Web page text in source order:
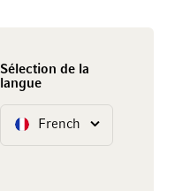
Sélection de la
langue
LangueFrench